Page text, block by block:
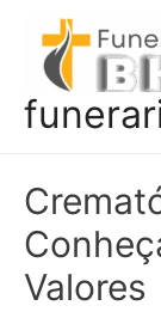
conteúdo
Valores